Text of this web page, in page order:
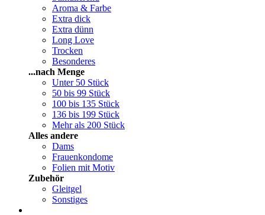
Aroma & Farbe
Extra dick
Extra dünn
Long Love
Trocken
Besonderes
...nach Menge
Unter 50 Stück
50 bis 99 Stück
100 bis 135 Stück
136 bis 199 Stück
Mehr als 200 Stück
Alles andere
Dams
Frauenkondome
Folien mit Motiv
Zubehör
Gleitgel
Sonstiges